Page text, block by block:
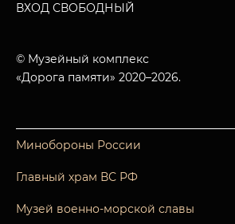
ВХОД СВОБОДНЫЙ
© Музейный комплекс
«Дорога памяти» 2020–2026.
Минобороны России
Главный храм ВС РФ
Музей военно-морской славы